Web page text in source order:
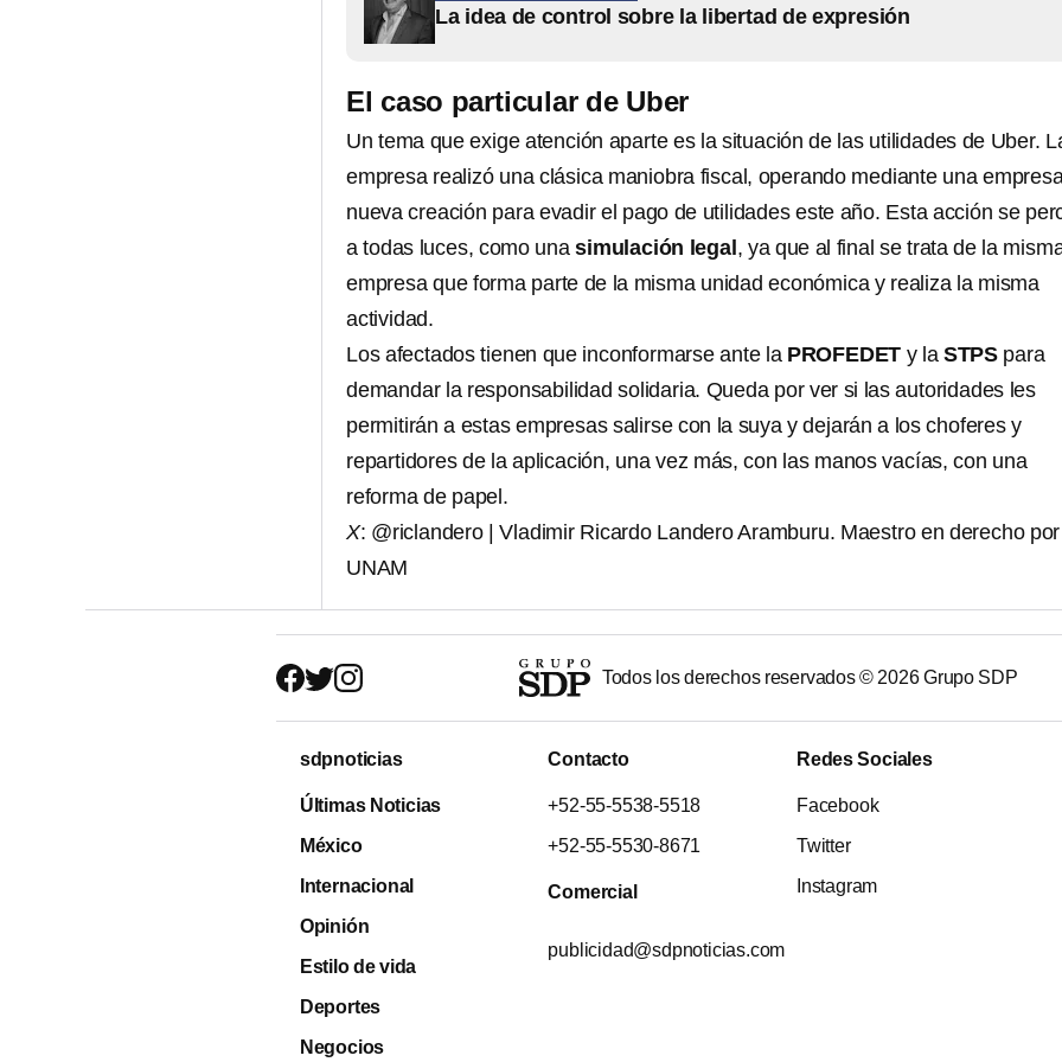
La idea de control sobre la libertad de expresión
El caso particular de Uber
Un tema que exige atención aparte es la situación de las utilidades de Uber.
empresa realizó una clásica maniobra fiscal, operando mediante una
nueva creación para evadir el pago de utilidades este año. Esta acción se
a todas luces, como unasimulación legal , ya que al final se trata de la
empresa que forma parte de la misma unidad económica y realiza la misma
actividad.
Los afectados tienen que inconformarse ante la PROFEDET y la STPS para
demandar la responsabilidad solidaria. Queda por ver si las autoridades les
permitirán a estas empresas salirse con la suya y dejarán a los choferes y
repartidores de la aplicación, una vez más, con las manos vacías, con una
reforma de papel.
X: @riclandero | Vladimir Ricardo Landero Aramburu. Maestro en derecho
UNAM
Todos los derechos reservados © 2026Grupo SDP
sdpnoticias
Últimas Noticias
México
Internacional
Opinión
Estilo de vida
Deportes
Negocios
Contacto
+52-55-5538-5518
+52-55-5530-8671
Comercial
publicidad@sdpnoticias.com
Redes Sociales
Facebook
Twitter
Instagram